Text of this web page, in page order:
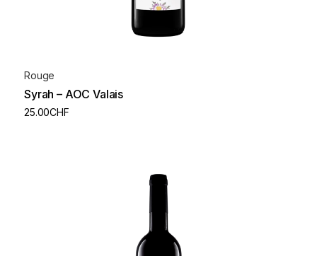
Rouge
Syrah – AOC Valais
25.00CHF